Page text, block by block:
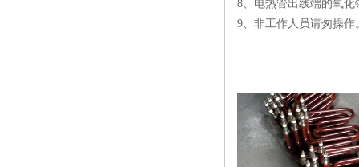
8、电热管出线端的氧
9、非工作人员请匆操作